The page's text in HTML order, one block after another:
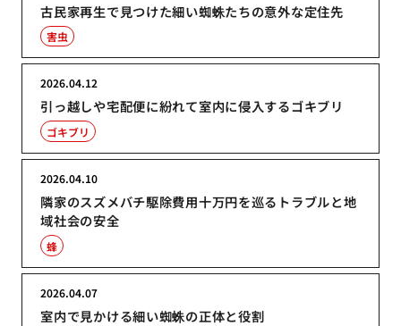
古民家再生で見つけた細い蜘蛛たちの意外な定住先
害虫
引っ越しや宅配便に紛れて室内に侵入するゴキブリ
2026.04.12
ゴキブリ
隣家のスズメバチ駆除費用十万円を巡るトラブルと地
域社会の安全
2026.04.10
蜂
室内で見かける細い蜘蛛の正体と役割
2026.04.07